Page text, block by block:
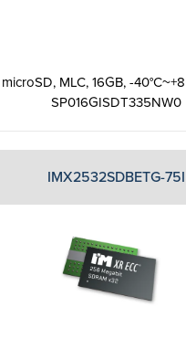
MLC, 16GB, -
SP016GISDT335NW0
IMX2532SDBETG-75I